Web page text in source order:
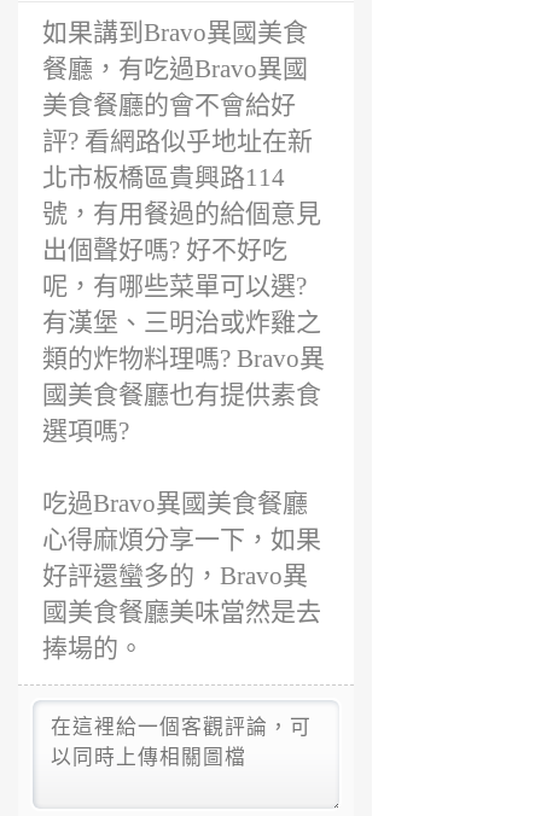
如果講到Bravo異國美食
餐廳，有吃過Bravo異國
美食餐廳的會不會給好
評? 看網路似乎地址在新
北市板橋區貴興路114
號，有用餐過的給個意見
出個聲好嗎? 好不好吃
呢，有哪些菜單可以選?
有漢堡、三明治或炸雞之
類的炸物料理嗎? Bravo異
國美食餐廳也有提供素食
選項嗎?
吃過Bravo異國美食餐廳
心得麻煩分享一下，如果
好評還蠻多的，Bravo異
國美食餐廳美味當然是去
捧場的。